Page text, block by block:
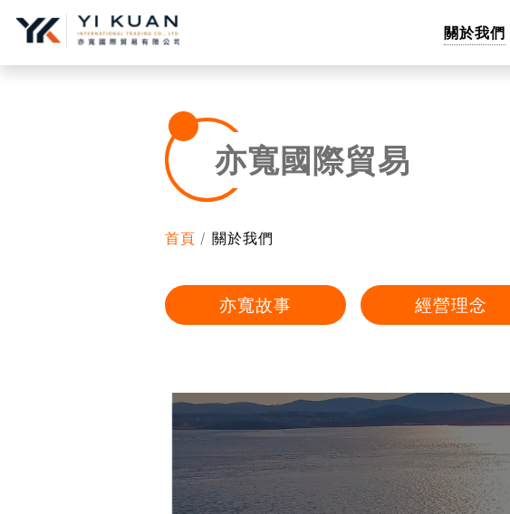
關於我們
亦寬國際貿易
首頁 關於我們
亦寬故事 經營理念